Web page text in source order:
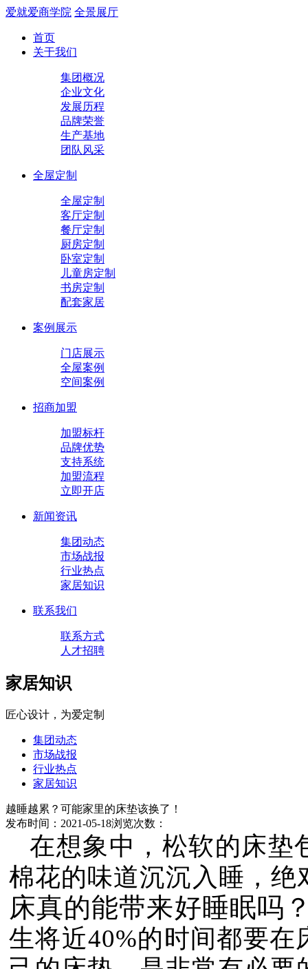
爱就爱商学院 全景展厅
首页
关于我们
集团概况
企业文化
发展历程
品牌荣誉
生产基地
团队风采
全屋定制
全屋定制
客厅定制
餐厅定制
厨房定制
卧室定制
儿童房定制
书房定制
配套家居
案例展示
门店展示
全屋案例
空间案例
招商加盟
加盟标杆
品牌优势
支持系统
加盟流程
立即开店
新闻资讯
集团动态
市场战报
行业热点
家居知识
联系我们
联系方式
人才招聘
家居知识
匠心设计，为爱定制
集团动态
市场战报
行业热点
家居知识
越睡越累？可能家里的床垫该换了！
发布时间：2021-05-18浏览次数：
在想象中，松软的床垫
棉花的味道沉沉入睡，
床真的能带来好睡眠吗
生将近40%的时间都要